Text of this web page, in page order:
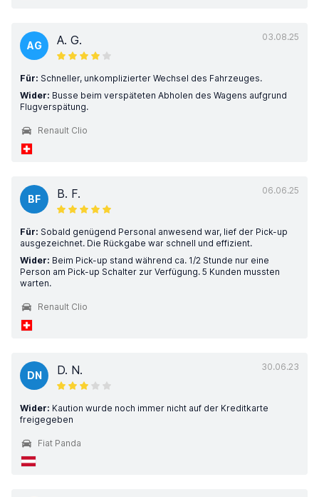
03.08.25
AG A. G.
Für: Schneller, unkomplizierter Wechsel des Fahrzeuges.
Wider: Busse beim verspäteten Abholen des Wagens aufgrund
Flugverspätung.
Renault Clio
06.06.25
BF B. F.
Für: Sobald genügend Personal anwesend war, lief der Pick-up
ausgezeichnet. Die Rückgabe war schnell und effizient.
Wider: Beim Pick-up stand während ca. 1/2 Stunde nur eine
Person am Pick-up Schalter zur Verfügung. 5 Kunden mussten
warten.
Renault Clio
30.06.23
DN D. N.
Wider: Kaution wurde noch immer nicht auf der Kreditkarte
freigegeben
Fiat Panda